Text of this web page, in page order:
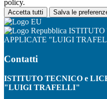
policy.
Accetta tutti Salva le
ISTITUTO
APPLICATE "LUIGI
Contatti
ISTITUTO TECNICO e
"LUIGI TRAFELLI"